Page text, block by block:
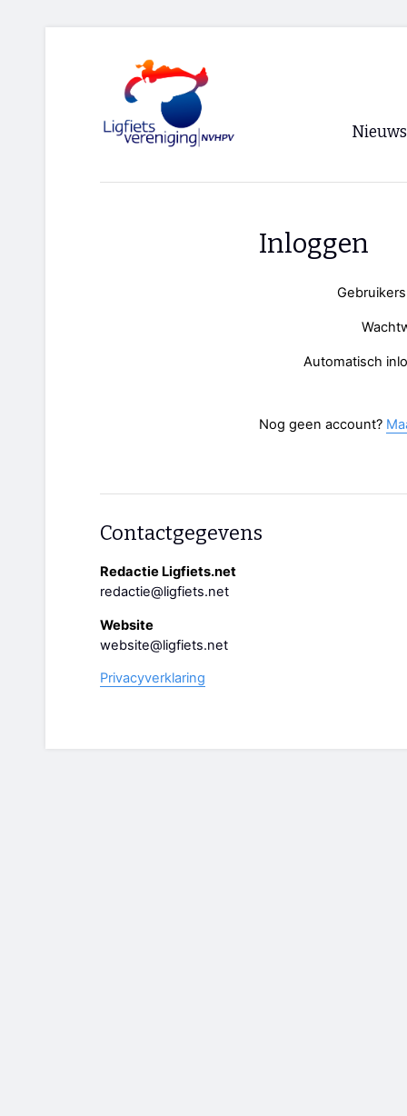
Nieuws
Inloggen
Automatisch
Nog geen account?
Contactgegevens
Redactie Ligfiets.net
redactie@ligfiets.net
Website
website@ligfiets.net
Privacyverklaring